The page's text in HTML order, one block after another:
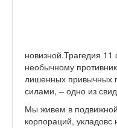
новизной.Трагедия
необычному
лишенных привычных
силами, – одно из
Мы живем в
корпораций,